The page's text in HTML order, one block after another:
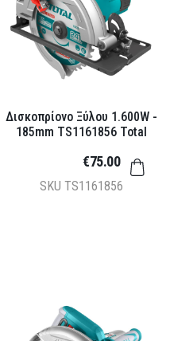
Δισκοπρίονο Ξύλου 1.600W -
185mm TS1161856 Total
SKU TS1161856
€75.00